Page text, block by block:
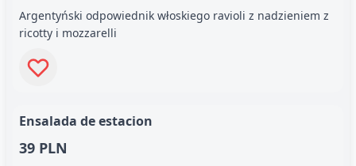
Argentyński odpowiednik włoskiego ravioli z nadzieniem z
ricotty i mozzarelli
Ensalada de estacion
39 PLN